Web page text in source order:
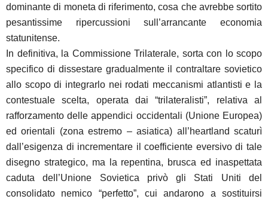
dominante di moneta di riferimento, cosa che avrebbe sortito
pesantissime ripercussioni sull’arrancante economia
statunitense.
In definitiva, la Commissione Trilaterale, sorta con lo scopo
specifico di dissestare gradualmente il contraltare sovietico
allo scopo di integrarlo nei rodati meccanismi atlantisti e la
contestuale scelta, operata dai “trilateralisti”, relativa al
rafforzamento delle appendici occidentali (Unione Europea)
ed orientali (zona estremo – asiatica) all’heartland scaturì
dall’esigenza di incrementare il coefficiente eversivo di tale
disegno strategico, ma la repentina, brusca ed inaspettata
caduta dell’Unione Sovietica privò gli Stati Uniti del
consolidato nemico “perfetto”, cui andarono a sostituirsi